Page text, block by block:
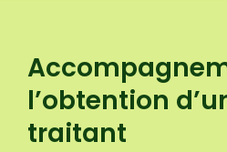
l’obtention
traitant